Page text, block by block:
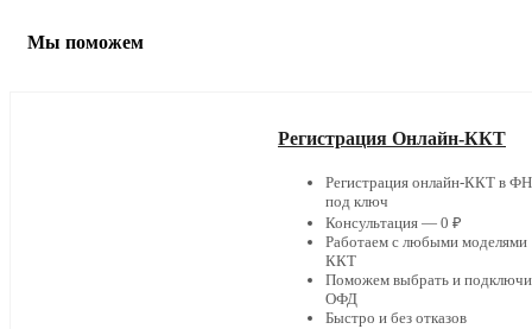
Мы поможем
Регистрация Онлайн-ККТ
Регистрация онлайн-ККТ в
под ключ
Консультация — 0 ₽
Работаем с любыми моделями
ККТ
Поможем выбрать и
ОФД
Быстро и без отказов